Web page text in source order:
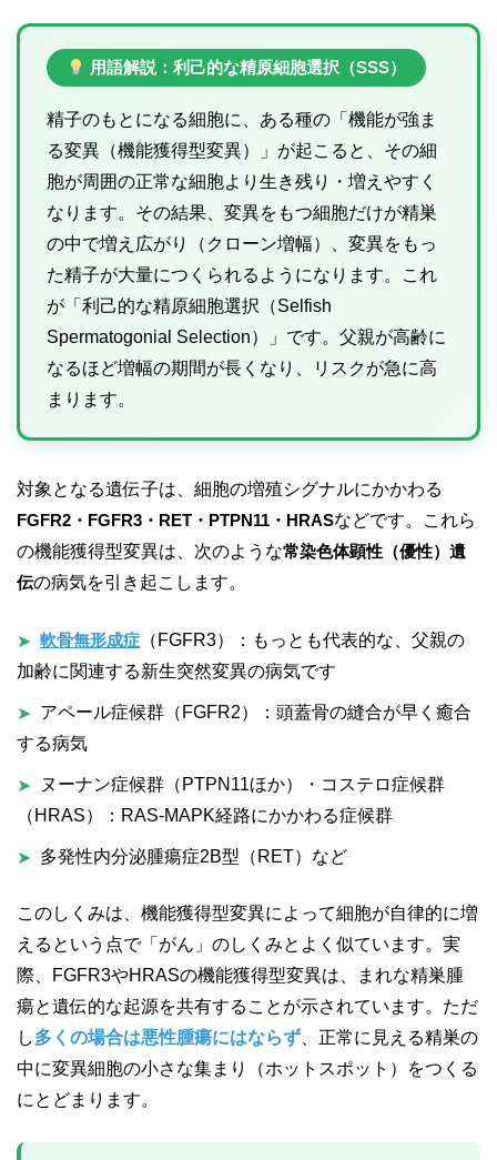
用語解説：利己的な精原細胞選択（SSS）
精子のもとになる細胞に、ある種の「機能が強ま
る変異（機能獲得型変異）」が起こると、その細
胞が周囲の正常な細胞より生き残り・増えやすく
なります。その結果、変異をもつ細胞だけが精巣
の中で増え広がり（クローン増幅）、変異をもっ
た精子が大量につくられるようになります。これ
が「利己的な精原細胞選択（Selfish
Spermatogonial Selection）」です。父親が高齢に
なるほど増幅の期間が長くなり、リスクが急に高
まります。
対象となる遺伝子は、細胞の増殖シグナルにかかわる
FGFR2・FGFR3・RET・PTPN11・HRASなどです。これら
の機能獲得型変異は、次のような常染色体顕性（優性）遺
伝の病気を引き起こします。
➤ 軟骨無形成症 （FGFR3）：もっとも代表的な、父親の
加齢に関連する新生突然変異の病気です
➤ アペール症候群（FGFR2）：頭蓋骨の縫合が早く癒合
する病気
➤
ヌーナン症候群（PTPN11ほか）・コステロ症候群
（HRAS）：RAS-MAPK経路にかかわる症候群
➤ 多発性内分泌腫瘍症2B型（RET）など
このしくみは、機能獲得型変異によって細胞が自律的に増
えるという点で「がん」のしくみとよく似ています。実
際、FGFR3やHRASの機能獲得型変異は、まれな精巣腫
瘍と遺伝的な起源を共有することが示されています。ただ
し多くの場合は悪性腫瘍にはならず 、正常に見える精巣の
中に変異細胞の小さな集まり（ホットスポット）をつくる
にとどまります。